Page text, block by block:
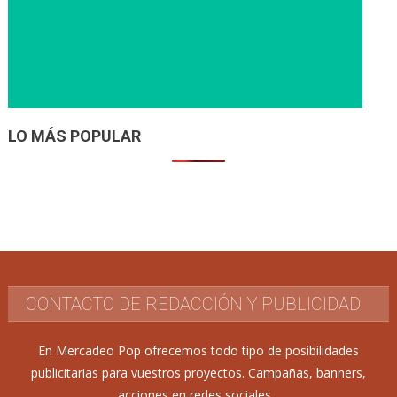
LO MÁS POPULAR
CONTACTO DE REDACCIÓN Y PUBLICIDAD
En Mercadeo Pop ofrecemos todo tipo de posibilidades
publicitarias para vuestros proyectos. Campañas, banners,